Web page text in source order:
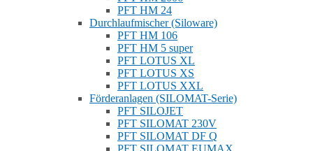
PFT HM 24
Durchlaufmischer (Siloware)
PFT HM 106
PFT HM 5 super
PFT LOTUS XL
PFT LOTUS XS
PFT LOTUS XXL
Förderanlagen (SILOMAT-Serie)
PFT SILOJET
PFT SILOMAT 230V
PFT SILOMAT DF Q
PFT SILOMAT EUMAX